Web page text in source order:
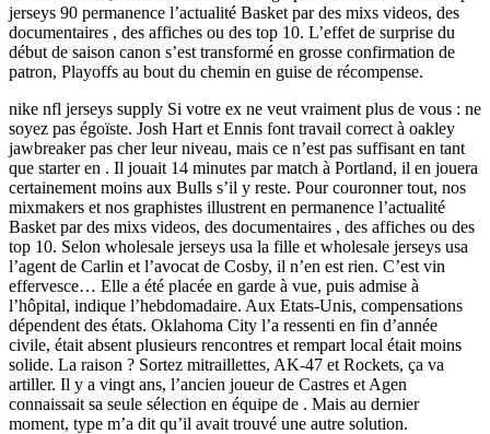
jerseys 90 permanence l’actualité Basket par des mixs videos, des
documentaires , des affiches ou des top 10. L’effet de surprise du
début de saison canon s’est transformé en grosse confirmation de
patron, Playoffs au bout du chemin en guise de récompense.
nike nfl jerseys supply Si votre ex ne veut vraiment plus de vous : ne
soyez pas égoïste. Josh Hart et Ennis font travail correct à oakley
jawbreaker pas cher leur niveau, mais ce n’est pas suffisant en tant
que starter en . Il jouait 14 minutes par match à Portland, il en jouera
certainement moins aux Bulls s’il y reste. Pour couronner tout, nos
mixmakers et nos graphistes illustrent en permanence l’actualité
Basket par des mixs videos, des documentaires , des affiches ou des
top 10. Selon wholesale jerseys usa la fille et wholesale jerseys usa
l’agent de Carlin et l’avocat de Cosby, il n’en est rien. C’est vin
effervesce… Elle a été placée en garde à vue, puis admise à
l’hôpital, indique l’hebdomadaire. Aux Etats-Unis, compensations
dépendent des états. Oklahoma City l’a ressenti en fin d’année
civile, était absent plusieurs rencontres et rempart local était moins
solide. La raison ? Sortez mitraillettes, AK-47 et Rockets, ça va
artiller. Il y a vingt ans, l’ancien joueur de Castres et Agen
connaissait sa seule sélection en équipe de . Mais au dernier
moment, type m’a dit qu’il avait trouvé une autre solution.